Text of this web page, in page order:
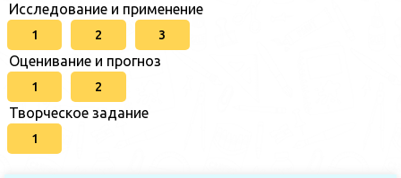
Исследование и применение
1 2 3
Оценивание и прогноз
1 2
Творческое задание
1